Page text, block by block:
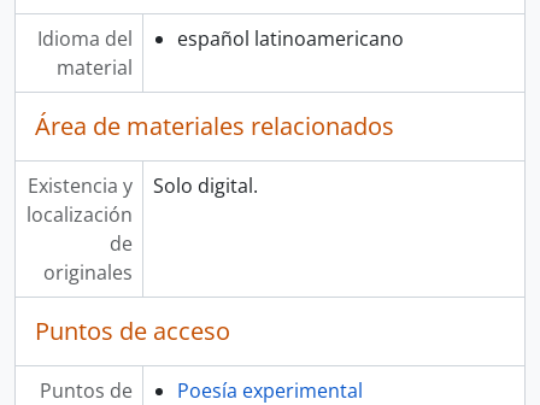
Idioma del
material
español latinoamericano
Área de materiales relacionados
Existencia y
localización
de
originales
Solo digital.
Puntos de acceso
Puntos de
Poesía experimental